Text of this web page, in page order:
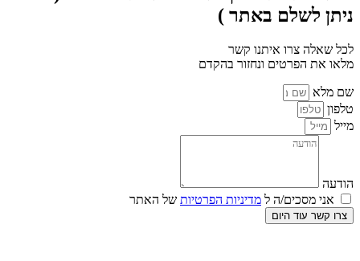
ניתן לשלם באתר )
לכל שאלה צרו איתנו קשר
מלאו את הפרטים ונחזור בהקדם
שם מלא
טלפון
מייל
הודעה
אני מסכים/ה ל מדיניות הפרטיות של האתר
צרו קשר עוד היום